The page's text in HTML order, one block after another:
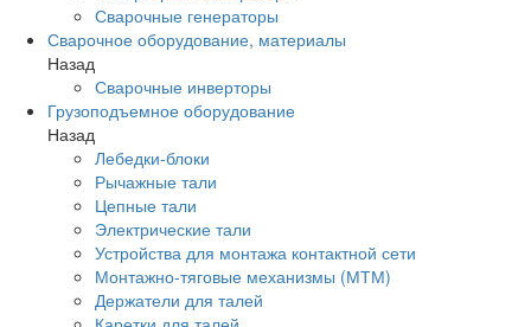
Сварочные генераторы
Сварочное оборудование, материалы
Назад
Сварочные инверторы
Грузоподъемное оборудование
Назад
Лебедки-блоки
Рычажные тали
Цепные тали
Электрические тали
Устройства для монтажа контактной сети
Монтажно-тяговые механизмы (МТМ)
Держатели для талей